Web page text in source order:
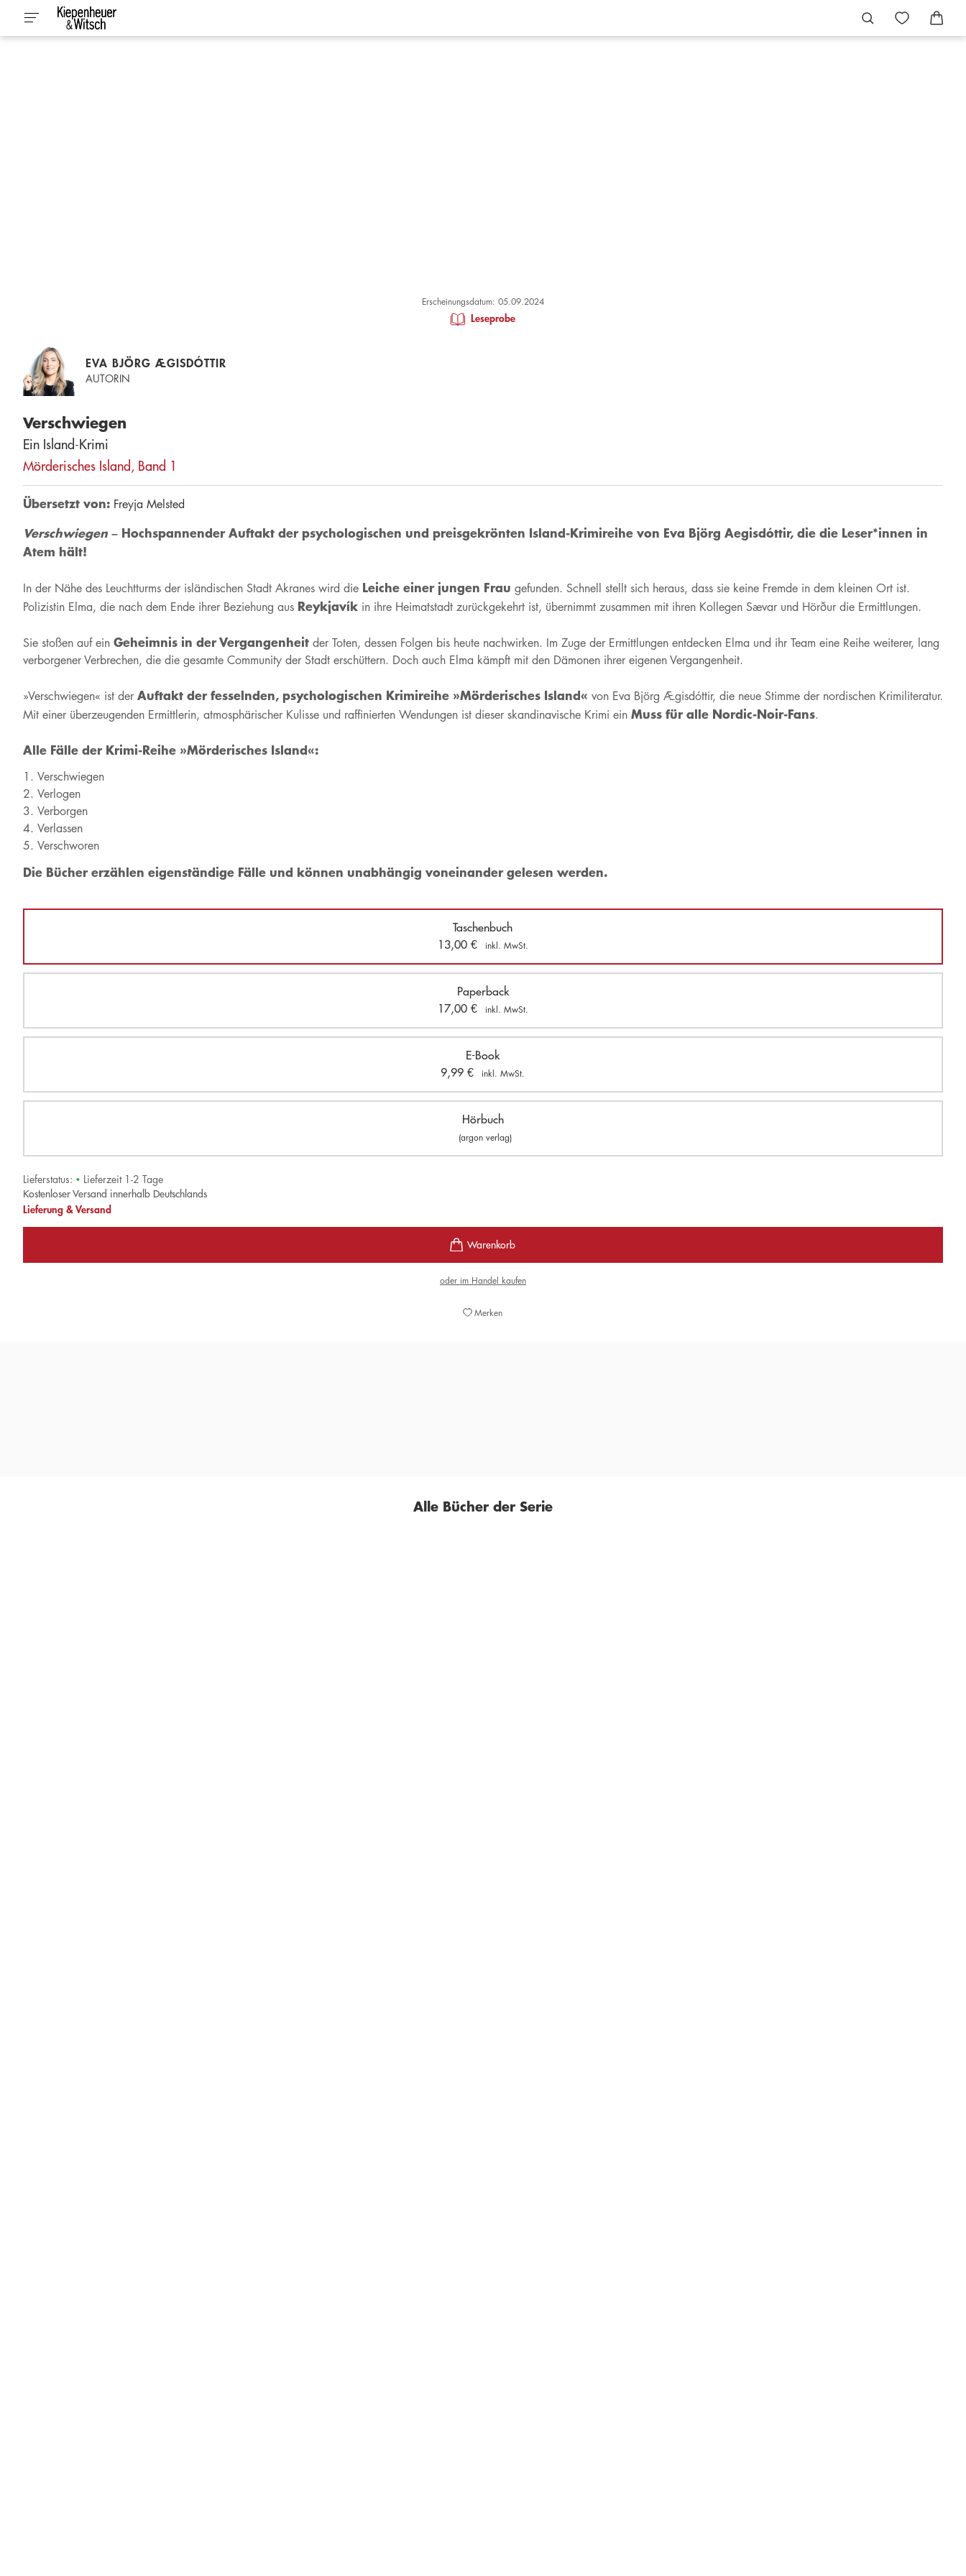
Erscheinungsdatum: 05.09.2024
Leseprobe
EVA BJÖRG ÆGISDÓTTIR
AUTORIN
Verschwiegen
Ein Island-Krimi
Mörderisches Island, Band 1
Übersetzt von: Freyja Melsted
Verschwiegen – Hochspannender Auftakt der psychologischen und preisgekrönten Island-Krimireihe von Eva Björg Aegisdóttir, die die Leser*innen in
Atem hält!
In der Nähe des Leuchtturms der isländischen Stadt Akranes wird die Leiche einer jungen Frau gefunden. Schnell stellt sich heraus, dass sie keine Fremde in dem kleinen Ort ist.
Polizistin Elma, die nach dem Ende ihrer Beziehung aus Reykjavíkin ihre Heimatstadt zurückgekehrt ist, übernimmt zusammen mit ihren Kollegen Sævar und Hörður die Ermittlungen.
Sie stoßen auf einGeheimnis in der Vergangenheitder Toten, dessen Folgen bis heute nachwirken. Im Zuge der Ermittlungen entdecken Elma und ihr Team eine Reihe weiterer, lang
verborgener Verbrechen, die die gesamte Community der Stadt erschüttern. Doch auch Elma kämpft mit den Dämonen ihrer eigenen Vergangenheit.
»Verschwiegen« ist der Auftakt der fesselnden, psychologischen Krimireihe »Mörderisches Island« von Eva Björg Ægisdóttir, die neue Stimme der nordischen Krimiliteratur.
Mit einer überzeugenden Ermittlerin, atmosphärischer Kulisse und raffinierten Wendungen ist dieser skandinavische Krimi ein Muss für alle Nordic-Noir-Fans.
Alle Fälle der Krimi-Reihe »Mörderisches Island«:
Verschwiegen
Verlogen
Verborgen
Verlassen
Verschworen
Die Bücher erzählen eigenständige Fälle und können unabhängig voneinander gelesen werden.
Taschenbuch
13,00 € inkl. MwSt.
Paperback
17,00 € inkl. MwSt.
E-Book
9,99€ inkl. MwSt.
Hörbuch
(argon verlag)
Lieferstatus: • Lieferzeit 1-2 Tage
Kostenloser Versand innerhalb Deutschlands
Lieferung & Versand
oder im Handel kaufen
Merken
Alle Bücher der Serie